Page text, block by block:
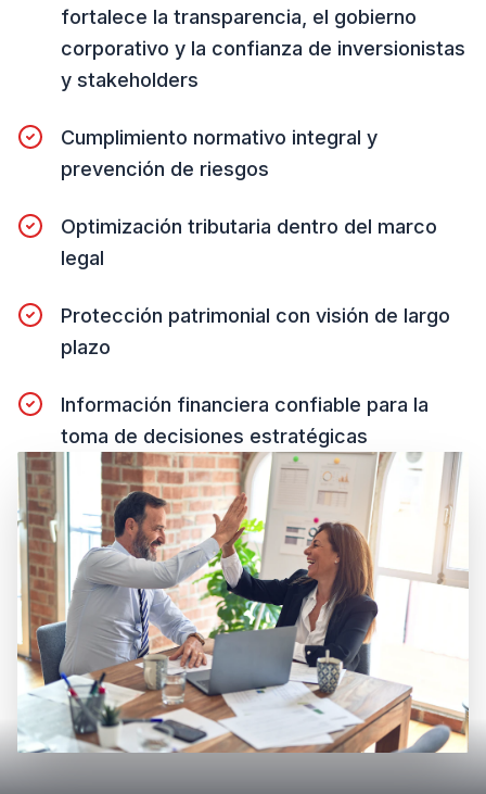
fortalece la transparencia, el gobierno
corporativo y la confianza de inversionistas
y stakeholders
Cumplimiento normativo integral y
prevención de riesgos
Optimización tributaria dentro del marco
legal
Protección patrimonial con visión de largo
plazo
Información financiera confiable para la
toma de decisiones estratégicas